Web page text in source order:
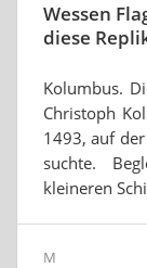
Wessen
diese
Kolumbus.
Christoph
1493, auf
suchte.
kleineren
M